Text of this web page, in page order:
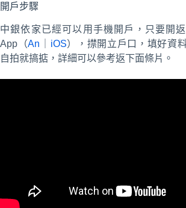
開戶步驟
中銀依家已經可以用手機開戶，只要開
App（An iOS），㩒開立戶口，填好資
自拍就搞掂，詳細可以參考返下面條片。